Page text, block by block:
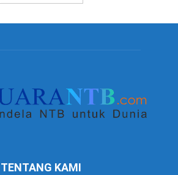
TENTANG KAMI